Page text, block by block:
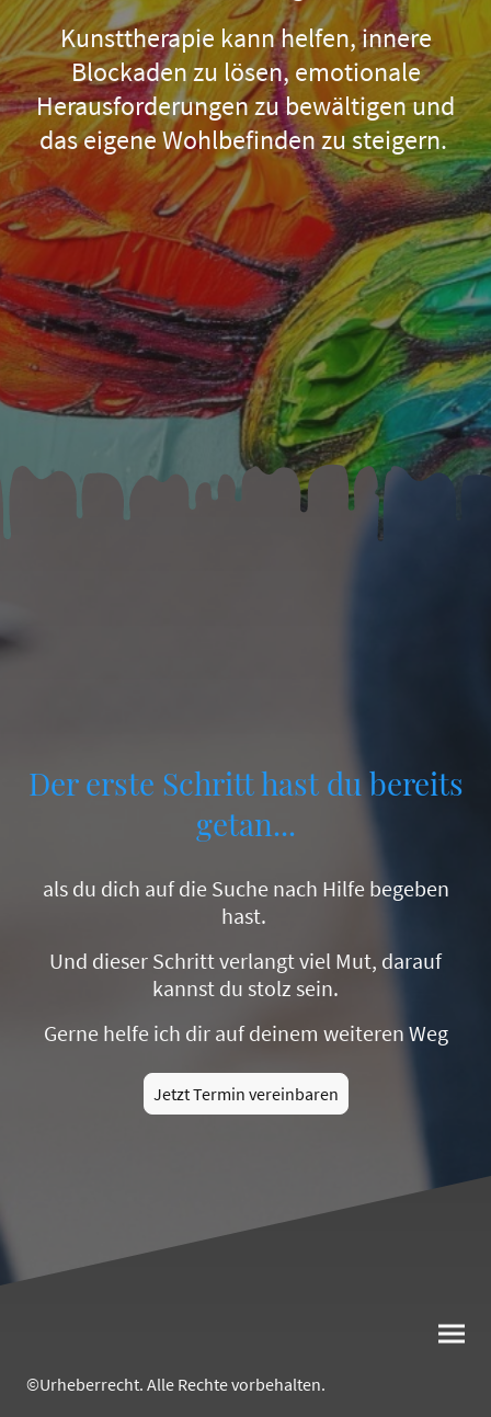
Kunsttherapie kann helfen, innere
Blockaden zu lösen, emotionale
Herausforderungen zu bewältigen und
das eigene Wohlbefinden zu steigern.
Der erste Schritt hast du bereits
getan...
als du dich auf die Suche nach Hilfe begeben
hast.
Und dieser Schritt verlangt viel Mut, darauf
kannst du stolz sein.
Gerne helfe ich dir auf deinem weiteren Weg
Jetzt Termin vereinbaren
©Urheberrecht. Alle Rechte vorbehalten.